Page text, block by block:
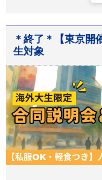
＊終了＊【東京開
生対象